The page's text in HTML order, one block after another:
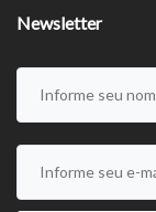
Newsletter